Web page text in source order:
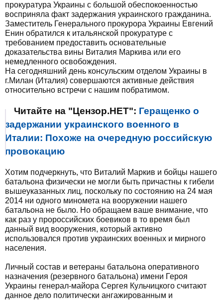
прокуратура Украины с большой обеспокоенностью
восприняла факт задержания украинского гражданина.
Заместитель Генерального прокурора Украины Евгений
Енин обратился к итальянской прокуратуре с
требованием предоставить основательные
доказательства вины Виталия Маркива или его
немедленного освобождения.
На сегодняшний день консульским отделом Украины в
г.Милан (Италия) совершаются активные действия
относительно встречи с нашим побратимом.
Читайте на "Цензор.НЕТ": Геращенко о
задержании украинского военного в
Италии: Похоже на очередную российскую
провокацию
Хотим подчеркнуть, что Виталий Маркив и бойцы нашего
батальона физически не могли быть причастны к гибели
вышеуказанных лиц, поскольку по состоянию на 24 мая
2014 ни одного миномета на вооружении нашего
батальона не было. Но обращаем ваше внимание, что
как раз у пророссийских боевиков в то время был
данный вид вооружения, который активно
использовался против украинских военных и мирного
населения.
Личный состав и ветераны батальона оперативного
назначения (резервного батальона) имени Героя
Украины генерал-майора Сергея Кульчицкого считают
данное дело политически ангажированным и